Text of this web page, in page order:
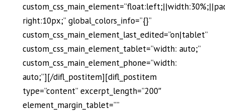
right:10px;” global_colors_info=”{}”
custom_css_main_element_last_edited=”on|tablet”
custom_css_main_element_tablet=”width: auto;”
custom_css_main_element_phone=”width:
auto;”][/difl_postitem][difl_postitem
type=”content” excerpt_length=”200″
element_margin_tablet=””